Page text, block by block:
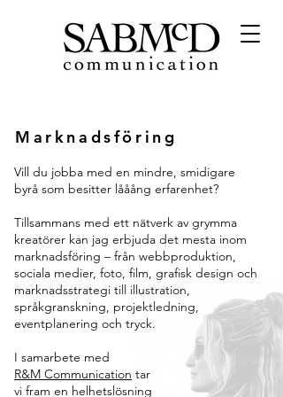
Marknadsföring
Vill du jobba med en mindre, smidigare
byrå som besitter lååång erfarenhet?
Tillsammans med ett nätverk av grymma
kreatörer kan jag erbjuda det mesta inom
marknadsföring – från webbproduktion,
sociala medier, foto, film, grafisk design och
marknadsstrategi till illustration,
språkgranskning, projektledning,
eventplanering och tryck.
I samarbete med
R&M Communication tar
vi fram en helhetslösning